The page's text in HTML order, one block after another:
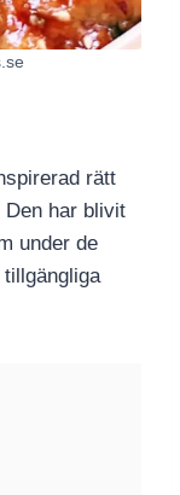
rätt
har blivit
under de